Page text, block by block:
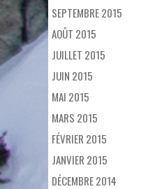
SEPTEMBRE 2015
AOÛT 2015
JUILLET 2015
JUIN 2015
MAI 2015
MARS 2015
FÉVRIER 2015
JANVIER 2015
DÉCEMBRE 2014